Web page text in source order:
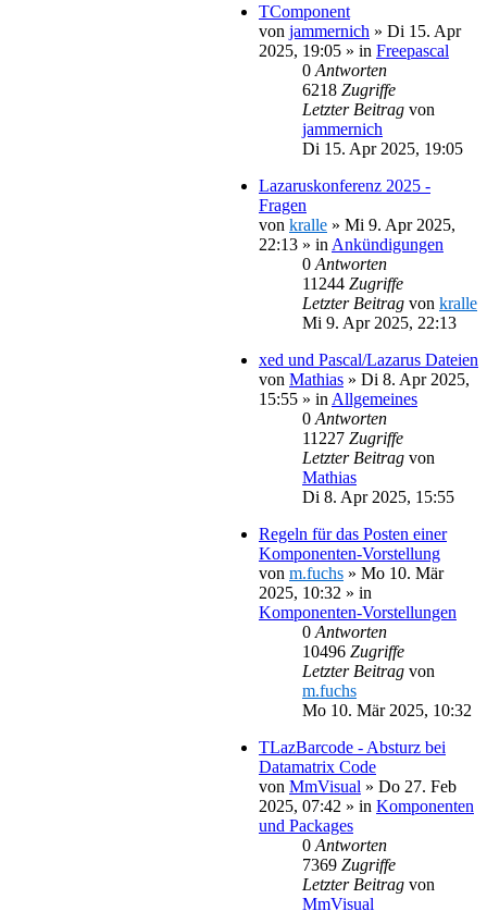
TComponent
von jammernich » Di 15. Apr
2025, 19:05 » in Freepascal
0 Antworten
6218 Zugriffe
Letzter Beitrag von
jammernich
Di 15. Apr 2025, 19:05
Lazaruskonferenz 2025 -
Fragen
von kralle » Mi 9. Apr 2025,
22:13 » in Ankündigungen
0 Antworten
11244 Zugriffe
Letzter Beitrag von kralle
Mi 9. Apr 2025, 22:13
xed und Pascal/Lazarus Dateien
von Mathias » Di 8. Apr 2025,
15:55 » in Allgemeines
0 Antworten
11227 Zugriffe
Letzter Beitrag von
Mathias
Di 8. Apr 2025, 15:55
Regeln für das Posten einer
Komponenten-Vorstellung
von m.fuchs » Mo 10. Mär
2025, 10:32 » in
Komponenten-Vorstellungen
0 Antworten
10496 Zugriffe
Letzter Beitrag von
m.fuchs
Mo 10. Mär 2025, 10:32
TLazBarcode - Absturz bei
Datamatrix Code
von MmVisual » Do 27. Feb
2025, 07:42 » in Komponenten
und Packages
0 Antworten
7369 Zugriffe
Letzter Beitrag von
MmVisual